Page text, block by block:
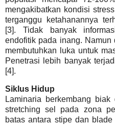
mengakibatkan kondisi
terganggu ketahanannya
[3]. Tidak banyak
endofitik pada inang.
membutuhkan luka untuk
Penetrasi lebih banyak
[4].
Siklus Hidup
Laminaria berkembang
stretching sel pada zona
batas antara stipe dan